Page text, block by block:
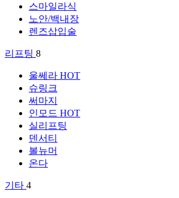
스마일라식
노안/백내장
렌즈삽입술
리프팅 8
울쎄라 HOT
슈링크
써마지
인모드 HOT
실리프팅
덴서티
볼뉴머
온다
기타 4